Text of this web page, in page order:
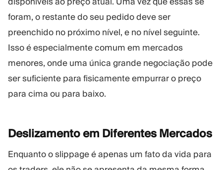
foram, o restante do seu pedido deve ser
preenchido no próximo nível, e no nível seguinte.
Isso é especialmente comum em mercados
menores, onde uma única grande negociação pode
ser suficiente para fisicamente empurrar o preço
para cima ou para baixo.
Deslizamento em Diferentes Mercados
Enquanto o slippage é apenas um fato da vida para